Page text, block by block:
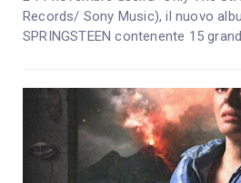
Records/ Sony Music), il nuovo
SPRINGSTEEN contenente 15